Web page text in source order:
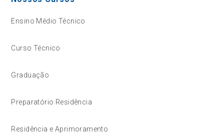
Ensino Médio Técnico
Curso Técnico
Graduação
Preparatório Residência
Residência e Aprimoramento